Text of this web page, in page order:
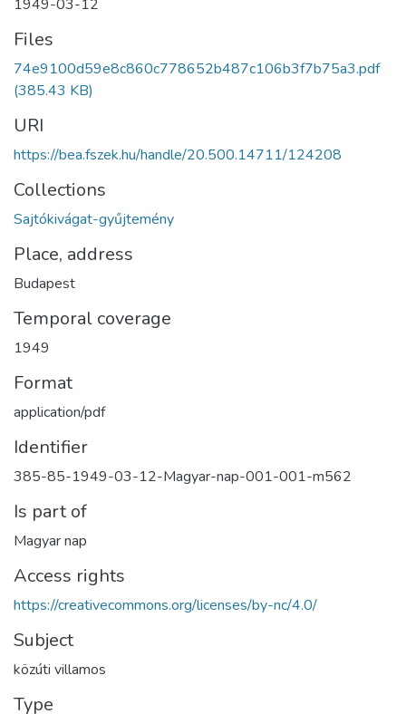
1949-03-12
Files
74e9100d59e8c860c778652b487c106b3f7b75a3.pdf
(385.43 KB)
URI
https://bea.fszek.hu/handle/20.500.14711/124208
Collections
Sajtókivágat-gyűjtemény
Place, address
Budapest
Temporal coverage
1949
Format
application/pdf
Identifier
385-85-1949-03-12-Magyar-nap-001-001-m562
Is part of
Magyar nap
Access rights
https://creativecommons.org/licenses/by-nc/4.0/
Subject
közúti villamos
Type